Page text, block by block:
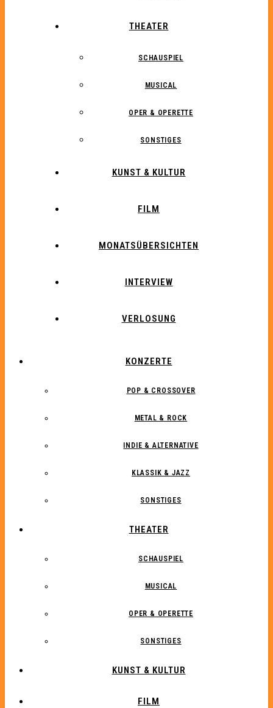
THEATER
SCHAUSPIEL
MUSICAL
OPER & OPERETTE
SONSTIGES
KUNST & KULTUR
FILM
MONATSÜBERSICHTEN
INTERVIEW
VERLOSUNG
KONZERTE
POP & CROSSOVER
METAL & ROCK
INDIE & ALTERNATIVE
KLASSIK & JAZZ
SONSTIGES
THEATER
SCHAUSPIEL
MUSICAL
OPER & OPERETTE
SONSTIGES
KUNST & KULTUR
FILM